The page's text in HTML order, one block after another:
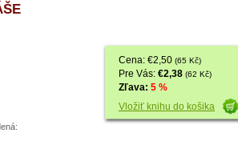
Cena: €2,50 (65 Kč)
Pre Vás: €2,38 (62 Kč)
Zľava: 5 %
Vložiť knihu do košika